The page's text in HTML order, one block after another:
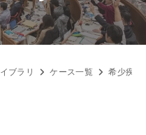
ブラリ ケース一覧 希少疾病